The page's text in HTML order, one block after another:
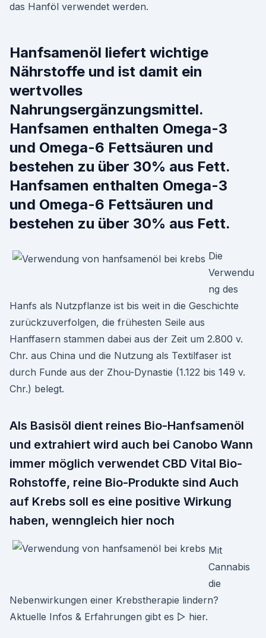
das Hanföl verwendet werden.
Hanfsamenöl liefert wichtige
Nährstoffe und ist damit ein
wertvolles
Nahrungsergänzungsmittel.
Hanfsamen enthalten Omega-3
und Omega-6 Fettsäuren und
bestehen zu über 30% aus Fett.
Hanfsamen enthalten Omega-3
und Omega-6 Fettsäuren und
bestehen zu über 30% aus Fett.
Die
Verwendu
ng des
Hanfs als Nutzpflanze ist bis weit in die Geschichte
zurückzuverfolgen, die frühesten Seile aus
Hanffasern stammen dabei aus der Zeit um 2.800 v.
Chr. aus China und die Nutzung als Textilfaser ist
durch Funde aus der Zhou-Dynastie (1.122 bis 149 v.
Chr.) belegt.
Als Basisöl dient reines Bio-Hanfsamenöl
und extrahiert wird auch bei Canobo Wann
immer möglich verwendet CBD Vital Bio-
Rohstoffe, reine Bio-Produkte sind Auch
auf Krebs soll es eine positive Wirkung
haben, wenngleich hier noch
Mit
Cannabis
die
Nebenwirkungen einer Krebstherapie lindern?
Aktuelle Infos & Erfahrungen gibt es ▷ hier.